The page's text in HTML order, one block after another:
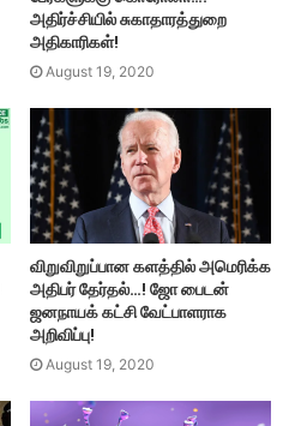
அதிர்ச்சியில் சுகாதாரத்துறை
அதிகாரிகள்!
August 19, 2020
விறுவிறுப்பான களத்தில் அமெரிக்க
அதிபர் தேர்தல்…! ஜோ பைடன்
ஜனநாயக் கட்சி வேட்பாளராக
அறிவிப்பு!
August 19, 2020